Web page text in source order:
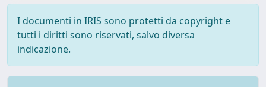
I documenti in IRIS sono protetti da copyright e
tutti i diritti sono riservati, salvo diversa
indicazione.